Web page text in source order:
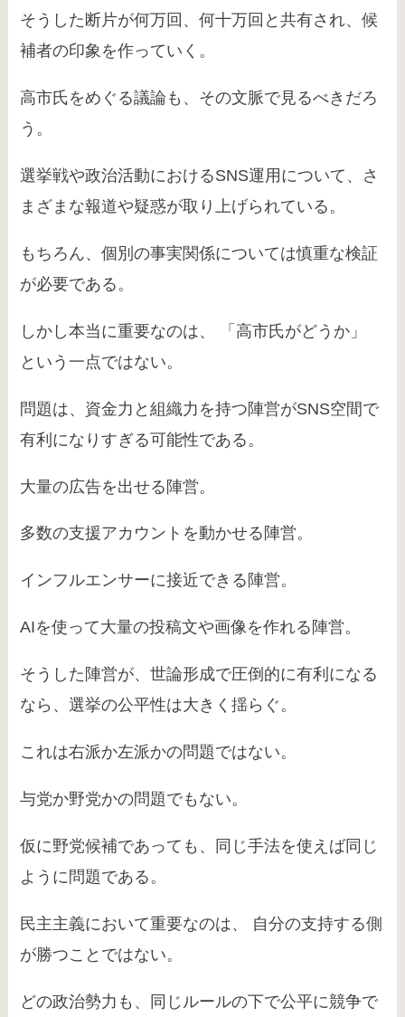
そうした断片が何万回、何十万回と共有され、候
補者の印象を作っていく。
高市氏をめぐる議論も、その文脈で見るべきだろ
う。
選挙戦や政治活動におけるSNS運用について、さ
まざまな報道や疑惑が取り上げられている。
もちろん、個別の事実関係については慎重な検証
が必要である。
しかし本当に重要なのは、 「高市氏がどうか」
という一点ではない。
問題は、資金力と組織力を持つ陣営がSNS空間で
有利になりすぎる可能性である。
大量の広告を出せる陣営。
多数の支援アカウントを動かせる陣営。
インフルエンサーに接近できる陣営。
AIを使って大量の投稿文や画像を作れる陣営。
そうした陣営が、世論形成で圧倒的に有利になる
なら、選挙の公平性は大きく揺らぐ。
これは右派か左派かの問題ではない。
与党か野党かの問題でもない。
仮に野党候補であっても、同じ手法を使えば同じ
ように問題である。
民主主義において重要なのは、 自分の支持する側
が勝つことではない。
どの政治勢力も、同じルールの下で公平に競争で